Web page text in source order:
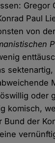
Gregor
Paul
von
sektenartig,
oder
komisch,
Bund der